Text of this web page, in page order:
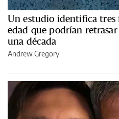
Un estudio identifica tres
edad que podrían
una década
Andrew Gregory